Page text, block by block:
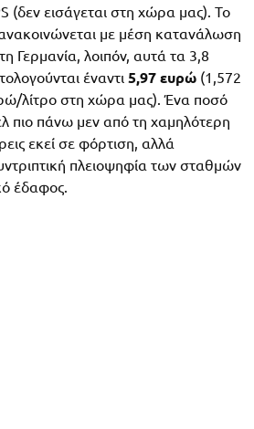
(δεν εισάγεται στη χώρα μας). Το
με μέση κατανάλωση
Γερμανία, λοιπόν, αυτά τα 3,8
έναντι 5,97 ευρώ (1,572
λίτρο στη χώρα μας). Ένα ποσό
πιο πάνω μεν από τη χαμηλότερη
εκεί σε φόρτιση, αλλά
πλειοψηφία των σταθμών
έδαφος.